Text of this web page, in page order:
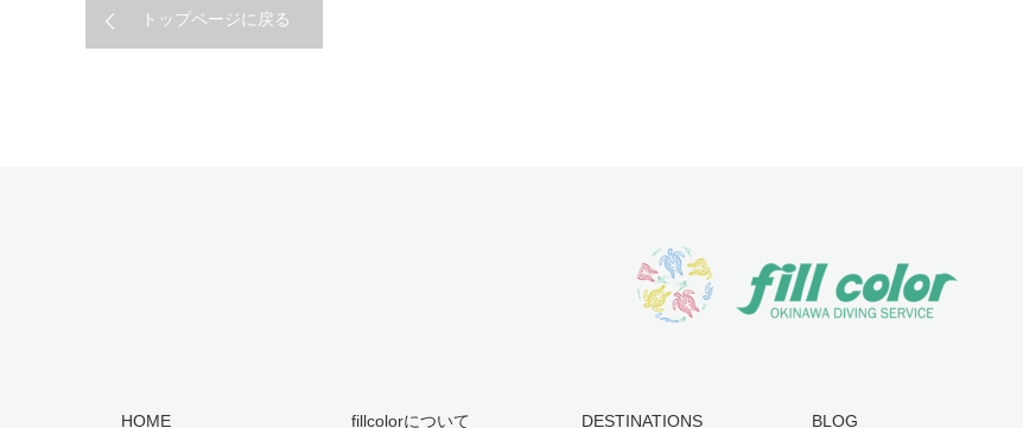
トップページに戻る
HOME fillcolorについて DESTINATIONS BLOG